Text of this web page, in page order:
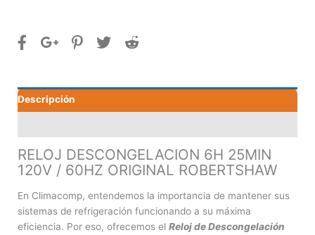
120V
ORIGINAL
ROBERTSHAW
Descripción
RELOJ DESCONGELACION 6H 25MIN
120V / 60HZ ORIGINAL ROBERTSHAW
En Climacomp, entendemos la importancia de mantener sus
sistemas de refrigeración funcionando a su máxima
eficiencia. Por eso, ofrecemos el Reloj de Descongelación